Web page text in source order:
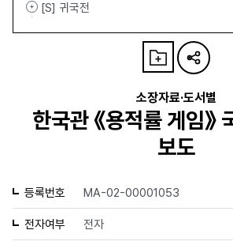
[S] 귀국전
소장자료·도서별
한국관 《용적률 게임》
보도
등록번호 MA-02-00001053
전자여부 전자